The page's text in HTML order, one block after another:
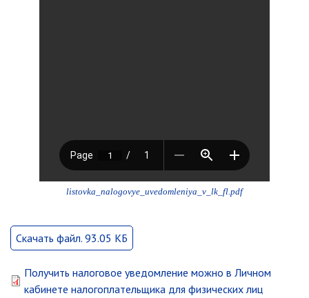
listovka_nalogovye_uvedomleniya_v_lk_fl.pdf
Скачать файл. 93.05 КБ
Получить налоговое уведомление можно в Личном
кабинете налогоплательщика для физических лиц